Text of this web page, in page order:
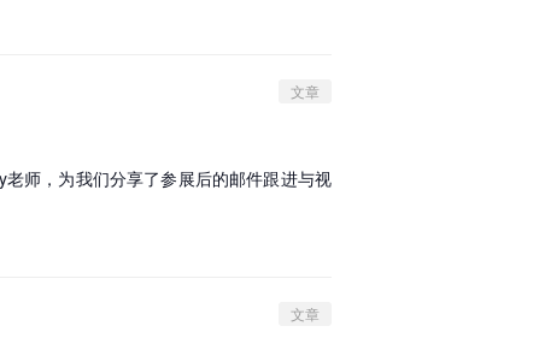
文章
师，为我们分享了参展后的邮件跟进与视
文章